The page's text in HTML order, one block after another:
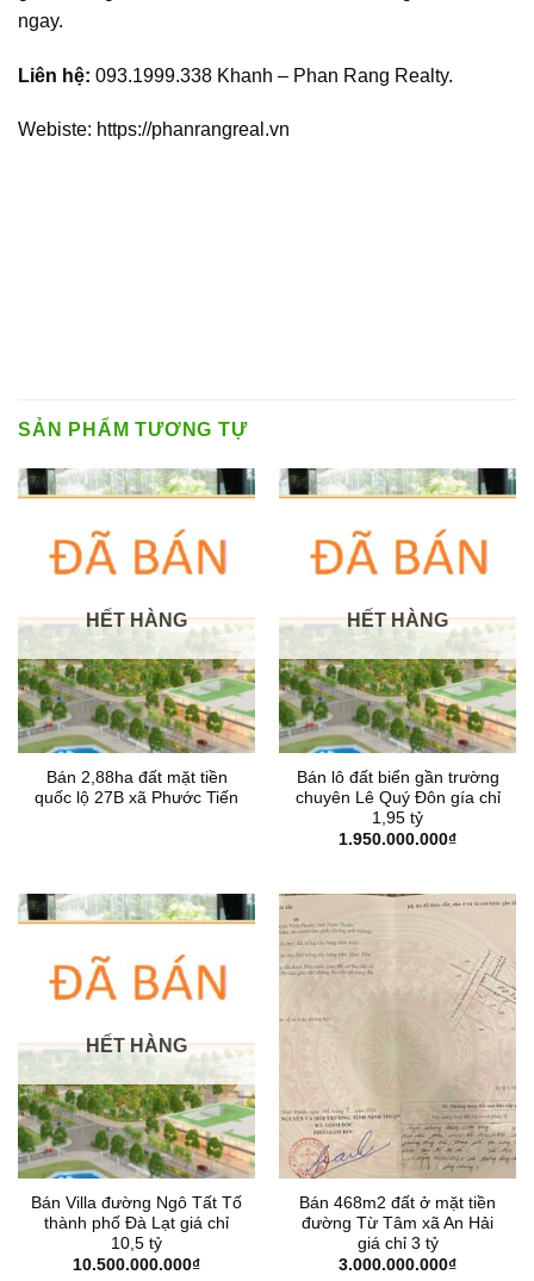
ngay.
Liên hệ: 093.1999.338 Khanh – Phan Rang Realty.
Webiste: https://phanrangreal.vn
SẢN PHẨM TƯƠNG TỰ
HẾT HÀNG
Bán 2,88ha đất mặt tiền
quốc lộ 27B xã Phước Tiến
HẾT HÀNG
Bán lô đất biển gần trường
chuyên Lê Quý Đôn gía chỉ
1,95 tỷ
1.950.000.000₫
HẾT HÀNG
Bán Villa đường Ngô Tất Tố
thành phố Đà Lạt giá chỉ
10,5 tỷ
10.500.000.000₫
Bán 468m2 đất ở mặt tiền
đường Từ Tâm xã An Hải
giá chỉ 3 tỷ
3.000.000.000₫